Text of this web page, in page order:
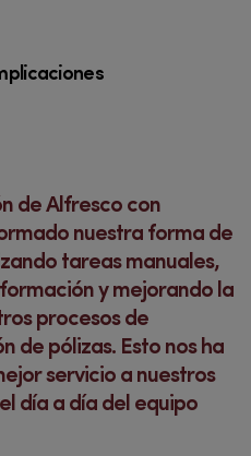
de Alfresco con
nuestra forma de
tareas manuales,
y mejorando la
procesos de
de pólizas. Esto nos ha
servicio a nuestros
día a día del equipo